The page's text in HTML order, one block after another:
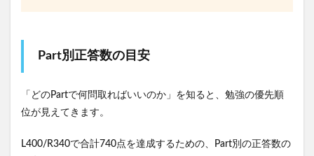
Part別正答数の目安
「どのPartで何問取ればいいのか」を知ると、勉強の優先順
位が見えてきます。
L400/R340で合計740点を達成するための、Part別の正答数の